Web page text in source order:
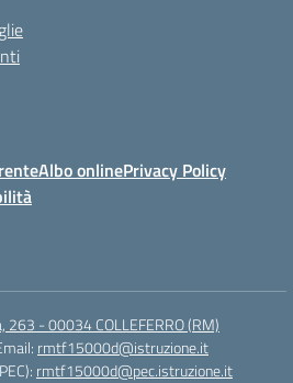
Albo onlinePrivacy Policy
263 - 00034 COLLEFERRO (RM)
rmtf15000d@istruzione.it
rmtf15000d@pec.istruzione.it